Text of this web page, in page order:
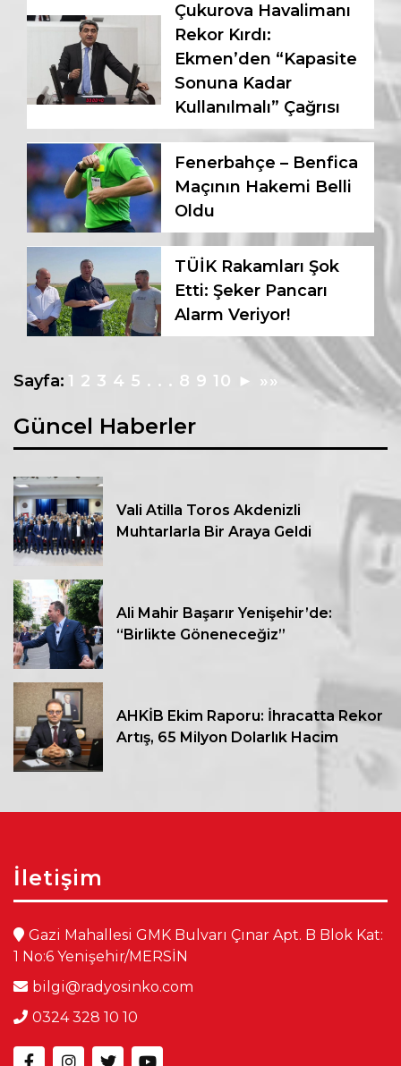
Çukurova Havalimanı
Rekor Kırdı:
Ekmen’den “Kapasite
Sonuna Kadar
Kullanılmalı” Çağrısı
Fenerbahçe – Benfica
Maçının Hakemi Belli
Oldu
TÜİK Rakamları Şok
Etti: Şeker Pancarı
Alarm Veriyor!
Sayfa: 1 2 3 4 5 . . . 8 9 10 ► »»
Güncel Haberler
Vali Atilla Toros Akdenizli
Muhtarlarla Bir Araya Geldi
Ali Mahir Başarır Yenişehir’de:
“Birlikte Göneneceğiz”
AHKİB Ekim Raporu: İhracatta Rekor
Artış, 65 Milyon Dolarlık Hacim
İletişim
Gazi Mahallesi GMK Bulvarı Çınar Apt. B Blok Kat:
1 No:6 Yenişehir/MERSİN
bilgi@radyosinko.com
0324 328 10 10